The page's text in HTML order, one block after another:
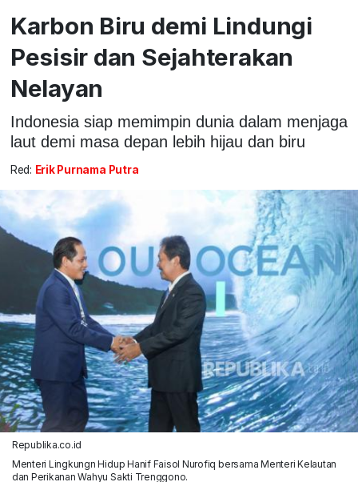
Karbon Biru demi Lindungi
Pesisir dan Sejahterakan
Nelayan
Indonesia siap memimpin dunia dalam menjaga
laut demi masa depan lebih hijau dan biru
Red: Erik Purnama Putra
Republika.co.id
Menteri Lingkungn Hidup Hanif Faisol Nurofiq bersama Menteri Kelautan
dan Perikanan Wahyu Sakti Trenggono.